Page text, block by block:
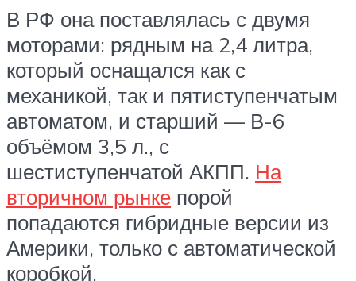
В РФ она поставлялась с двумя
моторами: рядным на 2,4 литра,
который оснащался как с
механикой, так и пятиступенчатым
автоматом, и старший — В-6
объёмом 3,5 л., с
шестиступенчатой АКПП. На
вторичном рынке порой
попадаются гибридные версии из
Америки, только с автоматической
коробкой.